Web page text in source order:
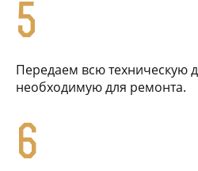
5
Передаем всю техническую
необходимую для ремонта.
6